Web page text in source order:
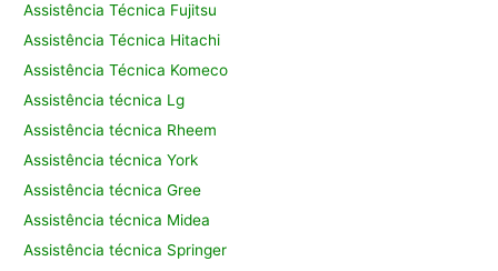
Assistência Técnica Fujitsu
Assistência Técnica Hitachi
Assistência Técnica Komeco
Assistência técnica Lg
Assistência técnica Rheem
Assistência técnica York
Assistência técnica Gree
Assistência técnica Midea
Assistência técnica Springer